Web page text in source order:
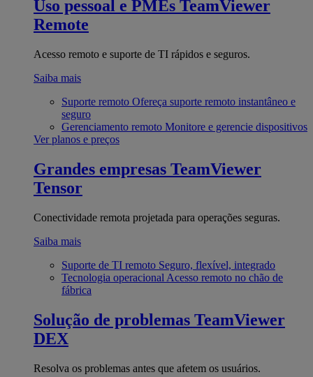
Uso pessoal e PMEs TeamViewer
Remote
Acesso remoto e suporte de TI rápidos e seguros.
Saiba mais
Suporte remoto Ofereça suporte remoto instantâneo e
seguro
Gerenciamento remoto Monitore e gerencie dispositivos
Ver planos e preços
Grandes empresas TeamViewer
Tensor
Conectividade remota projetada para operações seguras.
Saiba mais
Suporte de TI remoto Seguro, flexível, integrado
Tecnologia operacional Acesso remoto no chão de
fábrica
Solução de problemas TeamViewer
DEX
Resolva os problemas antes que afetem os usuários.